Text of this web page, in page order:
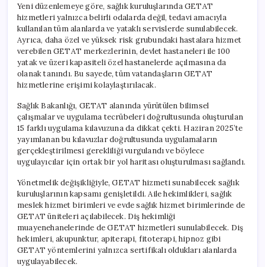
Yeni düzenlemeye göre, sağlık kuruluşlarında GETAT
hizmetleri yalnızca belirli odalarda değil, tedavi amacıyla
kullanılan tüm alanlarda ve yataklı servislerde sunulabilecek.
Ayrıca, daha özel ve yüksek risk grubundaki hastalara hizmet
verebilen GETAT merkezlerinin, devlet hastaneleri ile 100
yatak ve üzeri kapasiteli özel hastanelerde açılmasına da
olanak tanındı. Bu sayede, tüm vatandaşların GETAT
hizmetlerine erişimi kolaylaştırılacak.
Sağlık Bakanlığı, GETAT alanında yürütülen bilimsel
çalışmalar ve uygulama tecrübeleri doğrultusunda oluşturulan
15 farklı uygulama kılavuzuna da dikkat çekti. Haziran 2025’te
yayımlanan bu kılavuzlar doğrultusunda uygulamaların
gerçekleştirilmesi gerekliliği vurgulandı ve böylece
uygulayıcılar için ortak bir yol haritası oluşturulması sağlandı.
Yönetmelik değişikliğiyle, GETAT hizmeti sunabilecek sağlık
kuruluşlarının kapsamı genişletildi. Aile hekimlikleri, sağlık
meslek hizmet birimleri ve evde sağlık hizmet birimlerinde de
GETAT üniteleri açılabilecek. Diş hekimliği
muayenehanelerinde de GETAT hizmetleri sunulabilecek. Diş
hekimleri, akupunktur, apiterapi, fitoterapi, hipnoz gibi
GETAT yöntemlerini yalnızca sertifikalı oldukları alanlarda
uygulayabilecek.